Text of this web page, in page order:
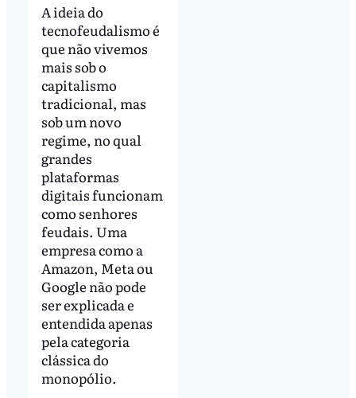
A ideia do
tecnofeudalismo é
que não vivemos
mais sob o
capitalismo
tradicional, mas
sob um novo
regime, no qual
grandes
plataformas
digitais funcionam
como senhores
feudais. Uma
empresa como a
Amazon, Meta ou
Google não pode
ser explicada e
entendida apenas
pela categoria
clássica do
monopólio.